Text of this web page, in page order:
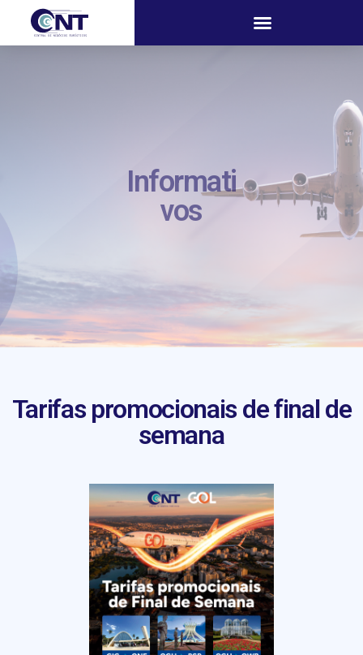
Informati
vos
Tarifas promocionais de final de
semana